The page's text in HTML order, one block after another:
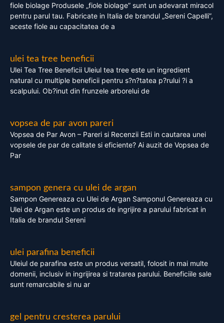
fiole biolage Produsele „fiole biolage” sunt un adevarat miracol
pentru parul tau. Fabricate in Italia de brandul „Sereni Capelli”,
aceste fiole au capacitatea de a
ulei tea tree beneficii
Ulei Tea Tree Beneficii Uleiul tea tree este un ingredient
natural cu multiple beneficii pentru s?n?tatea p?rului ?i a
scalpului. Ob?inut din frunzele arborelui de
vopsea de par avon pareri
Vopsea de Par Avon – Pareri si Recenzii Esti in cautarea unei
vopsele de par de calitate si eficiente? Ai auzit de Vopsea de
Par
sampon genera cu ulei de argan
Sampon Genereaza cu Ulei de Argan Samponul Genereaza cu
Ulei de Argan este un produs de ingrijire a parului fabricat in
Italia de brandul Sereni
ulei parafina beneficii
Uleiul de parafina este un produs versatil, folosit in mai multe
domenii, inclusiv in ingrijirea si tratarea parului. Beneficiile sale
sunt remarcabile si nu ar
gel pentru cresterea parului